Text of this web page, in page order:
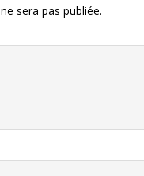
sera pas publiée.